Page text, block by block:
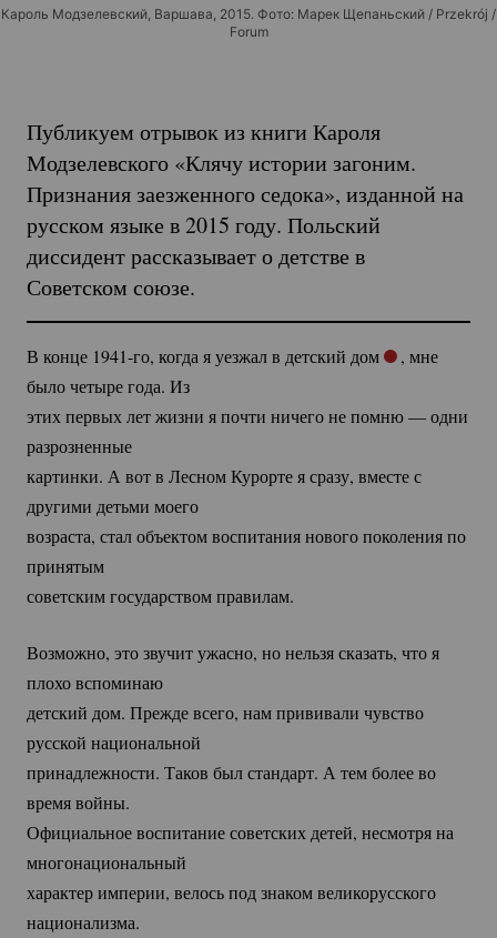
Кароль Модзелевский, Варшава, 2015. Фото: Марек Щепаньский / Przekrój /
Forum
Публикуем отрывок из книги Кароля
Модзелевского «Клячу истории загоним.
Признания заезженного седока», изданной на
русском языке в 2015 году. Польский
диссидент рассказывает о детстве в
Советском союзе.
В конце 1941-го, когда я уезжал в детский дом
, мне
было четыре года. Из
этих первых лет жизни я почти ничего не помню — одни
разрозненные
картинки. А вот в Лесном Курорте я сразу, вместе с
другими детьми моего
возраста, стал объектом воспитания нового поколения по
принятым
советским государством правилам.
Возможно, это звучит ужасно, но нельзя сказать, что я
плохо вспоминаю
детский дом. Прежде всего, нам прививали чувство
русской национальной
принадлежности. Таков был стандарт. А тем более во
время войны.
Официальное воспитание советских детей, несмотря на
многонациональный
характер империи, велось под знаком великорусского
национализма.